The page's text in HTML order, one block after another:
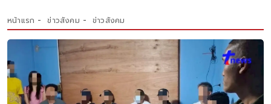
หน้าแรก ข่าวสังคม ข่าวสังคม